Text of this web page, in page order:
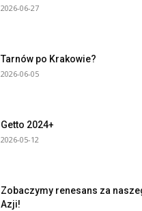
2026-06-27
Tarnów po Krakowie?
2026-06-05
Getto 2024+
2026-05-12
Zobaczymy renesans za
Azji!